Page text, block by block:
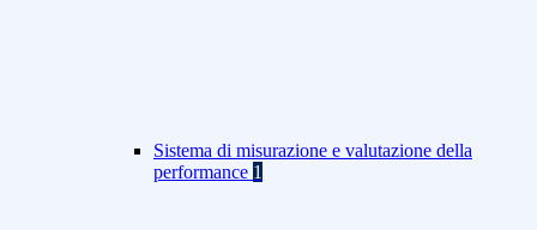
Sistema di misurazione e valutazione della
performance 1